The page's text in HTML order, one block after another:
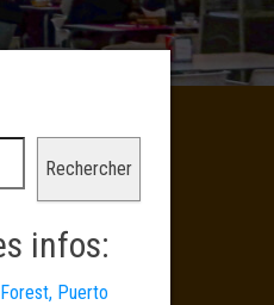
Rechercher
infos:
Puerto